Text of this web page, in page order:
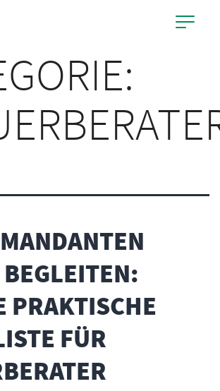
PRAKTISCHE
FÜR